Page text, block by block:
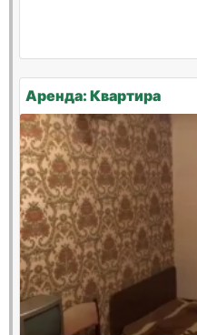
Аренда: Квартира